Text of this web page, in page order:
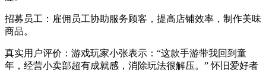
招募员工：雇佣员工协助服务顾客，提高店铺效率，制作美味
商品。
真实用户评价：游戏玩家小张表示：“这款手游带我回到童
年，经营小卖部超有成就感，消除玩法很解压。” 怀旧爱好者